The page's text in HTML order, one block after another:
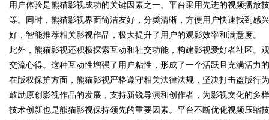
uz
用户体验是熊猫影视成功的关键因素之一。平台采用先进的视频播放
等。同时，熊猫影视界面简洁友好，分类清晰，方便用户快速找到感
好，智能推荐相关影视作品，极大提升了用户的观影效率和满意度。
此外，熊猫影视还积极探索互动和社交功能，构建影视爱好者社区。
交流心得。这种互动性增强了用户粘性，形成了一个活跃且充满活力
在版权保护方面，熊猫影视严格遵守相关法律法规，坚决打击盗版行
鼓励原创影视作品的发展，支持新锐导演和创作者，为影视文化的多
技术创新也是熊猫影视保持领先的重要因素。平台不断优化视频压缩